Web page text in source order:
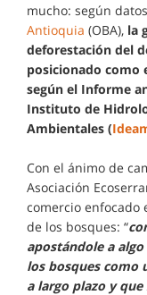
mucho: según
Antioquia (OBA), la
deforestación del
posicionado como
según el Informe
Instituto de
Ambientales (
Con el ánimo de
Asociación
comercio enfocado
de los bosques: “
apostándole a
los bosques como
a largo plazo y